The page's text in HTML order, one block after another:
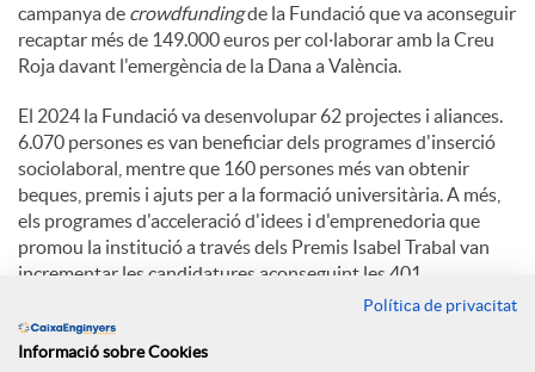
campanya de crowdfundingde la Fundació que va aconseguir
recaptar més de 149.000 euros per col·laborar amb la Creu
Roja davant l'emergència de la Dana a València.
El 2024 la Fundació va desenvolupar 62 projectes i aliances.
6.070 persones es van beneficiar dels programes d'inserció
sociolaboral, mentre que 160 persones més van obtenir
beques, premis i ajuts per a la formació universitària. A més,
els programes d'acceleració d'idees i d'emprenedoria que
promou la institució a través dels Premis Isabel Trabal van
incrementar les candidatures aconseguint les 401.
Perspectives per al 2025
Política de privacitat
Informació sobre Cookies